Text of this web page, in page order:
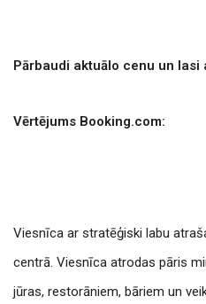
Pārbaudi aktuālo cenu un lasi
Vērtējums Booking.com:
Viesnīca ar stratēģiski labu
centrā. Viesnīca atrodas pāris
jūras, restorāniem, bāriem un